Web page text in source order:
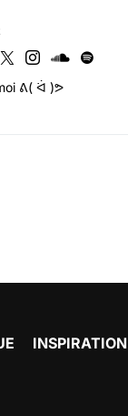
ᕕ( ᐛ )ᕗ
INSPIRATION